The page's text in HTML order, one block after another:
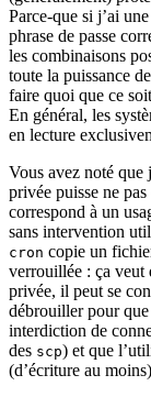
Parce-que si j’ai
phrase de passe
les combinaisons
toute la puissance
faire quoi que ce
En général, les
en lecture
Vous avez noté que
privée puisse ne
correspond à un
sans intervention
cron copie un
verrouillée : ça veut
privée, il peut se
débrouiller pour
interdiction de
des scp) et que
(d’écriture au